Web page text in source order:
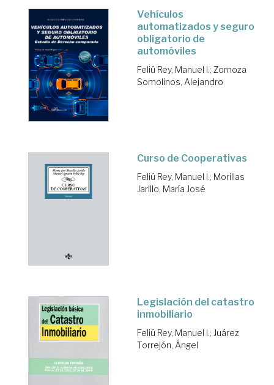
Vehículos
automatizados y seguro
obligatorio de
automóviles
Feliú Rey, Manuel I.; Zornoza
Somolinos, Alejandro
Curso de Cooperativas
Feliú Rey, Manuel I.; Morillas
Jarillo, María José
Legislación del catastro
inmobiliario
Feliú Rey, Manuel I.; Juárez
Torrejón, Ángel